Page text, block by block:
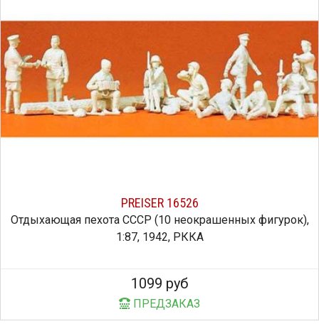
PREISER 16526
Отдыхающая пехота СССР (10 неокрашенных фигурок),
1:87, 1942, РККА
1099 руб
ПРЕДЗАКАЗ